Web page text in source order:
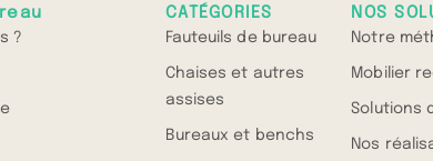
?
CATÉGORIES
Fauteuils de bureau
Chaises et autres
assises
Bureaux et benchs
NOS
Notre
Mobilier
Solutions
Nos